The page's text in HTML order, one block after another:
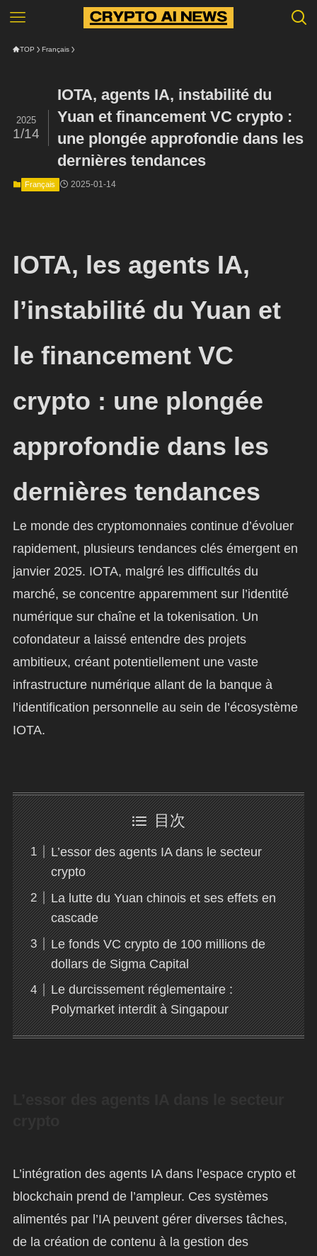
TOP Français
IOTA, agents IA, instabilité du
Yuan et financement VC crypto :
une plongée approfondie dans les
dernières tendances
2025
1/14
Français 2025-01-14
IOTA, les agents IA,
l’instabilité du Yuan et
le financement VC
crypto : une plongée
approfondie dans les
dernières tendances
Le monde des cryptomonnaies continue d’évoluer
rapidement, plusieurs tendances clés émergent en
janvier 2025. IOTA, malgré les difficultés du
marché, se concentre apparemment sur l’identité
numérique sur chaîne et la tokenisation. Un
cofondateur a laissé entendre des projets
ambitieux, créant potentiellement une vaste
infrastructure numérique allant de la banque à
l’identification personnelle au sein de l’écosystème
IOTA.
目次
L’essor des agents IA dans le secteur
crypto
La lutte du Yuan chinois et ses effets en
cascade
Le fonds VC crypto de 100 millions de
dollars de Sigma Capital
Le durcissement réglementaire :
Polymarket interdit à Singapour
L’intégration des agents IA dans l’espace crypto et
blockchain prend de l’ampleur. Ces systèmes
alimentés par l’IA peuvent gérer diverses tâches,
de la création de contenu à la gestion des